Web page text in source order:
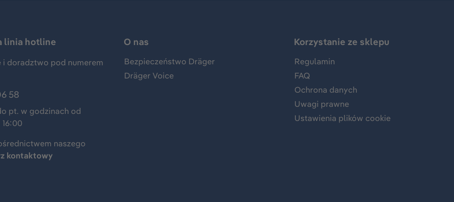
linia hotline
i doradztwo pod numerem
58
pt. w godzinach od
naszego
kontaktowy
O nas
Bezpieczeństwo Dräger
Dräger Voice
Korzystanie ze sklepu
Regulamin
FAQ
Ochrona danych
Uwagi prawne
Ustawienia plików cookie